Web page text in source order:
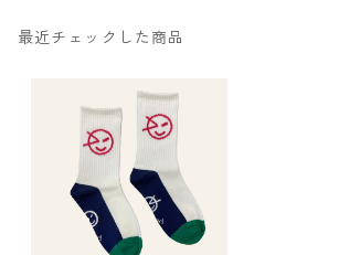
最近チェックした商品